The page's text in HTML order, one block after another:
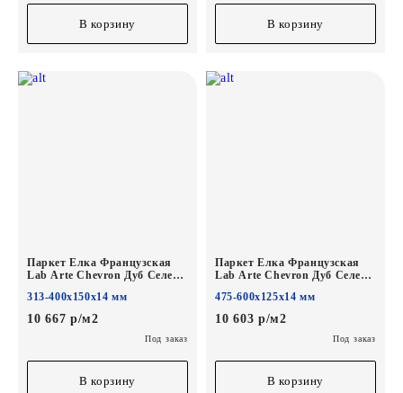
В корзину В корзину
Паркет Елка Французская
Lab Arte Chevron Дуб Селект
400/313х150х14/3/60°
313-400х150х14 мм
10 667 р/м2
Под заказ
В корзину
Паркет Елка Французская
Lab Arte Chevron Дуб Селект
600/475х125х14/3/45°
475-600х125х14 мм
10 603 р/м2
Под заказ
В корзину